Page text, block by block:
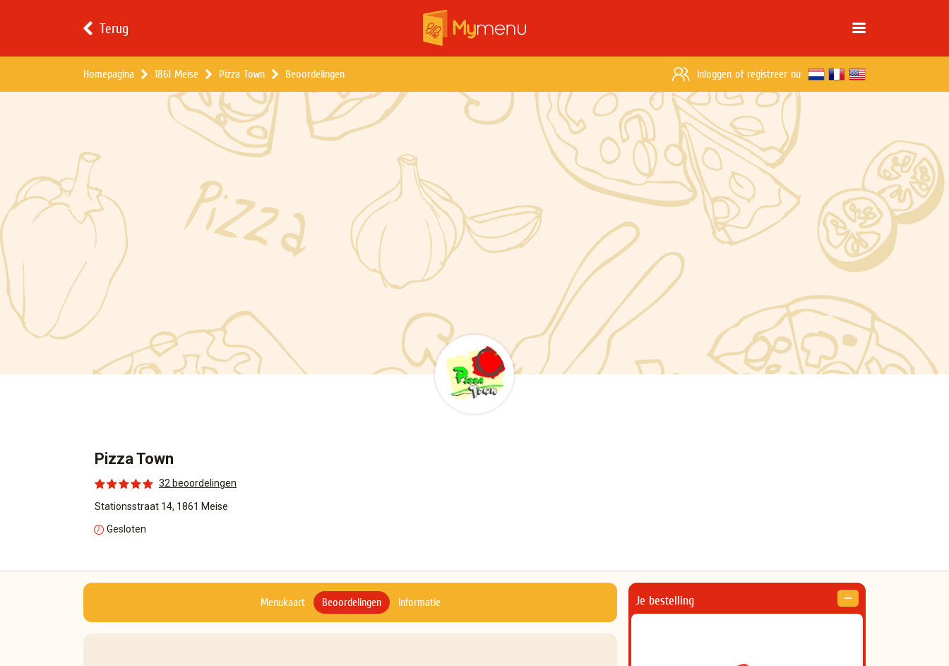
Terug
Homepagina 1861 Meise Pizza Town Beoordelingen Inloggen of registreer nu
Pizza Town
32 beoordelingen
Stationsstraat 14, 1861 Meise
Gesloten
Je bestelling
Menukaart Beoordelingen Informatie